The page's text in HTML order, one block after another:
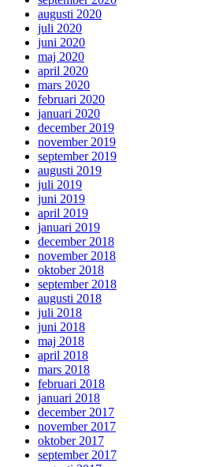
augusti 2020
juli 2020
juni 2020
maj 2020
april 2020
mars 2020
februari 2020
januari 2020
december 2019
november 2019
september 2019
augusti 2019
juli 2019
juni 2019
april 2019
januari 2019
december 2018
november 2018
oktober 2018
september 2018
augusti 2018
juli 2018
juni 2018
maj 2018
april 2018
mars 2018
februari 2018
januari 2018
december 2017
november 2017
oktober 2017
september 2017